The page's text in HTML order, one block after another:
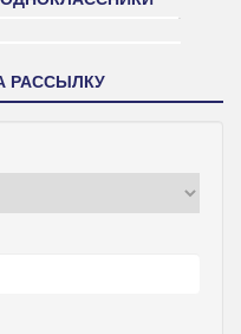
РАССЫЛКУ